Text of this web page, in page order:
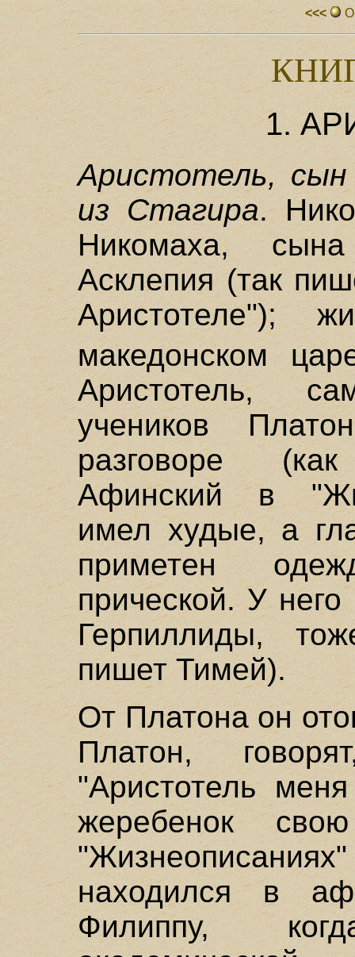
<<<
1.
Аристотель,
из Стагира.
Никомаха,
Асклепия (так
Аристотеле");
македонском
Аристотель,
учеников
разговоре
Афинский в
имел худые, а
приметен
прической. У
Герпиллиды,
пишет Тимей).
От Платона он
Платон,
"Аристотель
жеребенок
"Жизнеописаниях"
находился в
Филиппу,